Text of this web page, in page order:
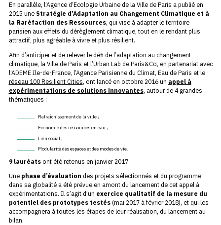
En parallèle, l’Agence d’Ecologie Urbaine de la Ville de Paris a publié en
2015 une Stratégie d’Adaptation au Changement Climatique et à
la Raréfaction des Ressources, qui vise à adapter le territoire
parisien aux effets du dérèglement climatique, tout en le rendant plus
attractif, plus agréable à vivre et plus résilient.
Afin d’anticiper et de relever le défi de l’adaptation au changement
climatique, la Ville de Paris et l’Urban Lab de Paris&Co, en partenariat avec
l’ADEME Ile-de-France, l’Agence Parisienne du Climat, Eau de Paris et le
réseau 100 Resilient Cities, ont lancé en octobre 2016 un appel à
expérimentations de solutions innovantes, autour de 4 grandes
thématiques :
Rafraîchissement de la ville ;
Economie des ressources en eau ;
Lien social ;
Modularité des espaces et des modes de vie.
9 lauréatsont été retenus en janvier 2017.
Une phase d’évaluation des projets sélectionnés et du programme
dans sa globalité a été prévue en amont du lancement de cet appel à
expérimentations. Il s’agit d’un exercice qualitatif de la mesure du
potentiel des prototypes testés(mai 2017 à février 2018), et qui les
accompagnera à toutes les étapes de leur réalisation, du lancement au
bilan.